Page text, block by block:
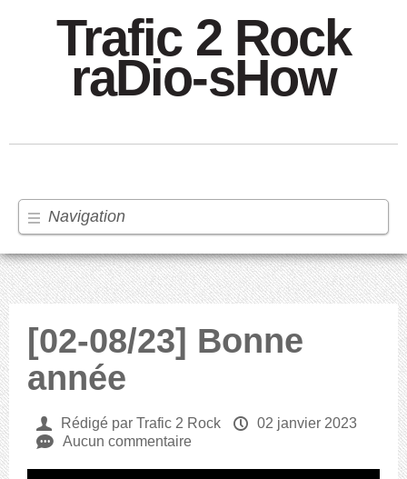
Trafic 2 Rock
raDio-sHow
Navigation
[02-08/23] Bonne
année
U Rédigé par Trafic 2 Rock P 02 janvier 2023
e Aucun commentaire